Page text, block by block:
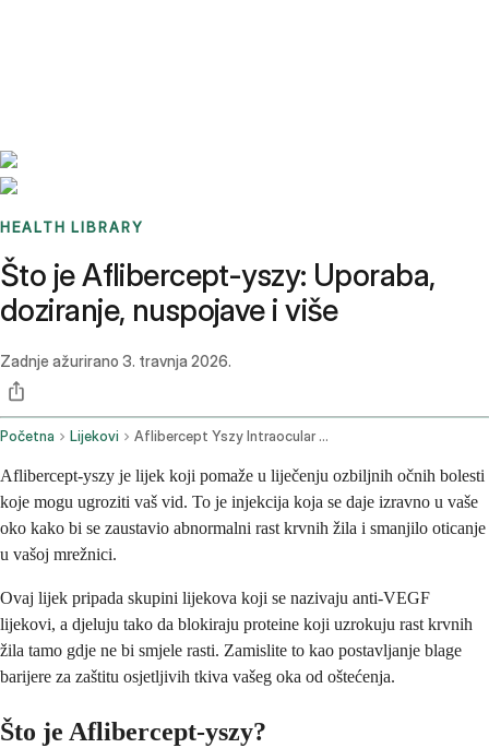
HEALTH LIBRARY
Što je Aflibercept-yszy: Uporaba,
doziranje, nuspojave i više
Zadnje ažurirano 3. travnja 2026.
Početna Lijekovi Aflibercept Yszy Intraocular Route
Aflibercept-yszy je lijek koji pomaže u liječenju ozbiljnih očnih bolesti
koje mogu ugroziti vaš vid. To je injekcija koja se daje izravno u vaše
oko kako bi se zaustavio abnormalni rast krvnih žila i smanjilo oticanje
u vašoj mrežnici.
Ovaj lijek pripada skupini lijekova koji se nazivaju anti-VEGF
lijekovi, a djeluju tako da blokiraju proteine koji uzrokuju rast krvnih
žila tamo gdje ne bi smjele rasti. Zamislite to kao postavljanje blage
barijere za zaštitu osjetljivih tkiva vašeg oka od oštećenja.
Što je Aflibercept-yszy?